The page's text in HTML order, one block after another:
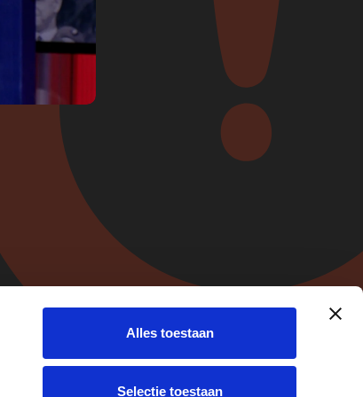
Alles toestaan
Selectie toestaan